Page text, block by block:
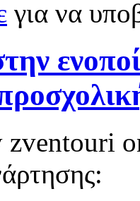
για να
zventouri